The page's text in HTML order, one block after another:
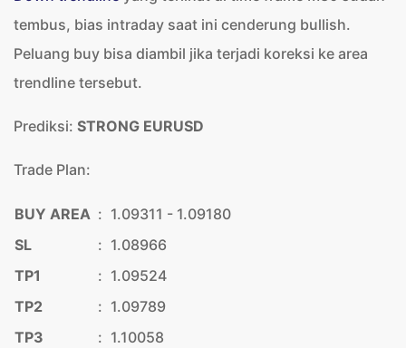
tembus, bias intraday saat ini cenderung bullish.
Peluang buy bisa diambil jika terjadi koreksi ke area
trendline tersebut.
Prediksi: STRONG EURUSD
Trade Plan:
BUY AREA : 1.09311 - 1.09180
SL
: 1.08966
TP1
: 1.09524
TP2
: 1.09789
TP3
: 1.10058